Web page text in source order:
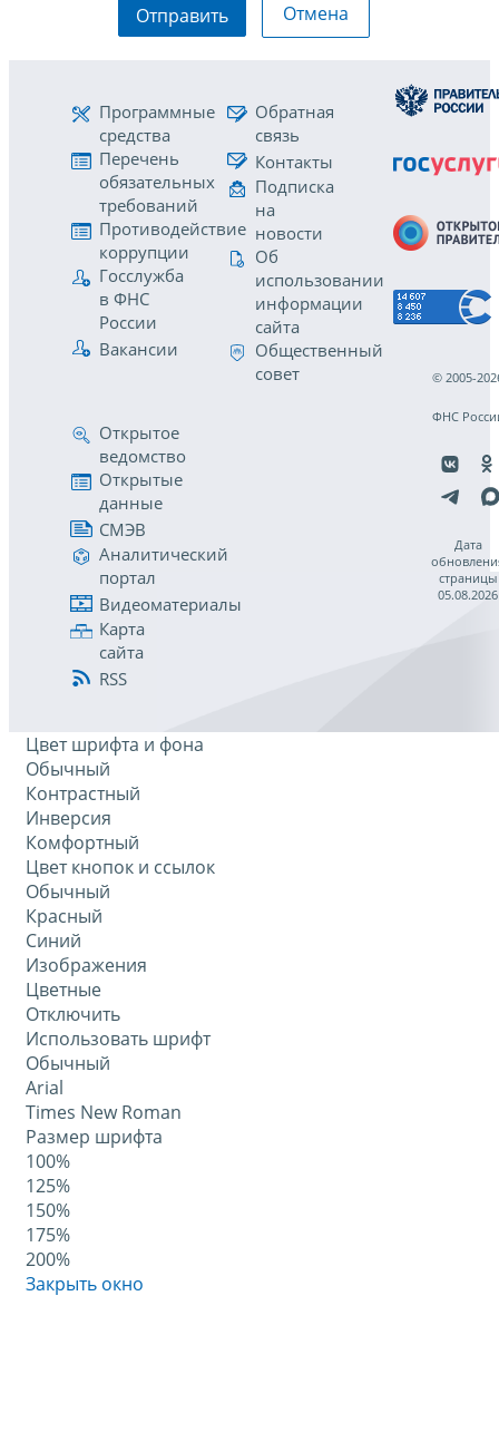
Отправить Отмена
Программные
средства
Перечень
обязательных
требований
Противодействие
коррупции
Госслужба
в ФНС
России
Вакансии
Обратная
связь
Контакты
Подписка
на
новости
Об
использовании
информации
сайта
Общественный
совет
Открытое
ведомство
Открытые
данные
СМЭВ
Аналитический
портал
Видеоматериалы
Карта
сайта
RSS
© 2005-
ФНС
Дата
страницы
05.08.2026
Цвет шрифта и фона
Обычный
Контрастный
Инверсия
Комфортный
Цвет кнопок и ссылок
Обычный
Красный
Синий
Изображения
Цветные
Отключить
Использовать шрифт
Обычный
Arial
Times New Roman
Размер шрифта
100%
125%
150%
175%
200%
Закрыть окно